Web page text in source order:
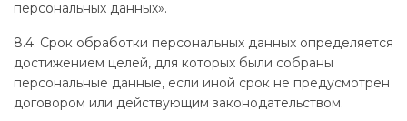
персональных данных».
8.4. Срок обработки персональных данных определяется
достижением целей, для которых были собраны
персональные данные, если иной срок не предусмотрен
договором или действующим законодательством.